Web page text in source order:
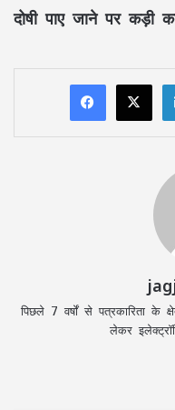
दोषी पाए जाने पर कड़ी
पिछले 7 वर्षों से पत्रकारिता
लेकर